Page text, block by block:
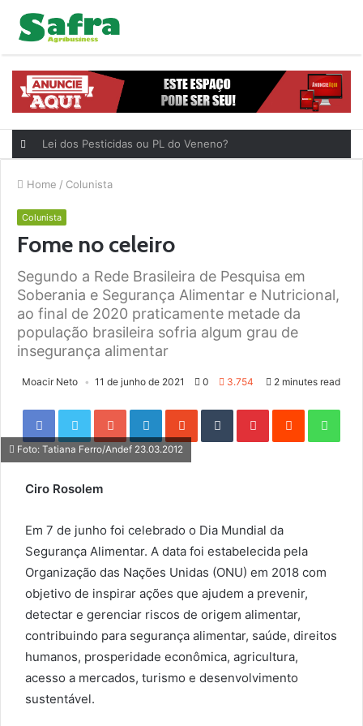
Lei dos Pesticidas ou PL do Veneno?
Home / Colunista
Colunista
Fome no celeiro
Segundo a Rede Brasileira de Pesquisa em
Soberania e Segurança Alimentar e Nutricional,
ao final de 2020 praticamente metade da
população brasileira sofria algum grau de
insegurança alimentar
Moacir Neto 11 de junho de 2021 0 3.754 2 minutes read
Facebook Twitter Google+ LinkedIn StumbleUpon Tumblr Pinterest Reddit
Foto: Tatiana Ferro/Andef 23.03.2012
Ciro Rosolem
Em 7 de junho foi celebrado o Dia Mundial da
Segurança Alimentar. A data foi estabelecida pela
Organização das Nações Unidas (ONU) em 2018 com
objetivo de inspirar ações que ajudem a prevenir,
detectar e gerenciar riscos de origem alimentar,
contribuindo para segurança alimentar, saúde, direitos
humanos, prosperidade econômica, agricultura,
acesso a mercados, turismo e desenvolvimento
sustentável.